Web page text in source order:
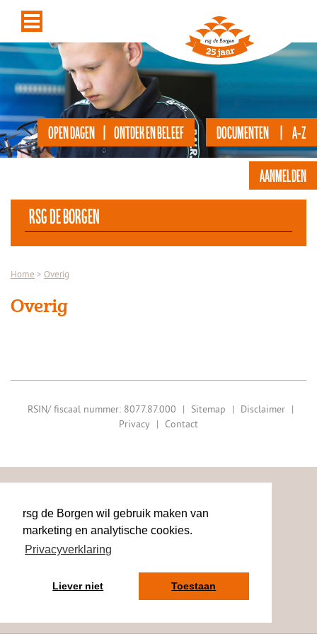
rsg de Borgen wil gebruik maken van
marketing en analytische cookies.
Privacyverklaring
Liever niet Toestaan
DOCUMENTEN | A-Z
OPEN DAGEN | ONTDEK EN BELEEF
AANMELDEN
rsg de Borgen
Home > Overig
Overig
RSIN/ fiscaal nummer: 8077.87.000 | Sitemap | Disclaimer |
Privacy | Contact